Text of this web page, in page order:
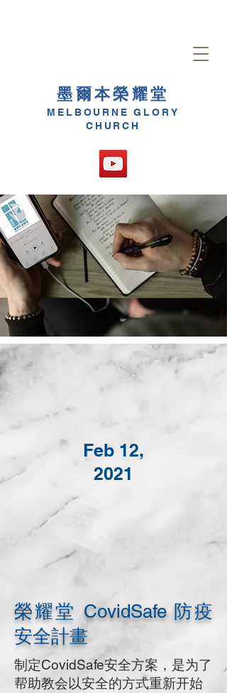
墨爾本榮耀堂
MELBOURNE GLORY
CHURCH
M
G
C
Feb 12,
2021
榮耀堂 CovidSafe 防疫
安全計畫
制定CovidSafe安全方案，是为了
帮助教会以安全的方式重新开始